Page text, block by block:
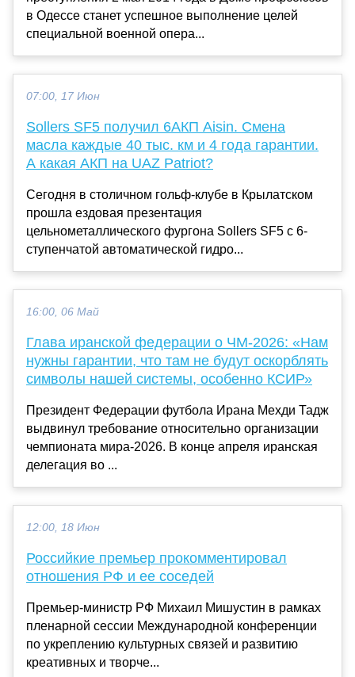
в Одессе станет успешное выполнение целей
специальной военной опера...
07:00, 17 Июн
Sollers SF5 получил 6АКП Aisin. Смена
масла каждые 40 тыс. км и 4 года гарантии.
А какая АКП на UAZ Patriot?
Сегодня в столичном гольф-клубе в Крылатском
прошла ездовая презентация
цельнометаллического фургона Sollers SF5 с 6-
ступенчатой автоматической гидро...
16:00, 06 Май
Глава иранской федерации о ЧМ-2026: «Нам
нужны гарантии, что там не будут оскорблять
символы нашей системы, особенно КСИР»
Президент Федерации футбола Ирана Мехди Тадж
выдвинул требование относительно организации
чемпионата мира-2026. В конце апреля иранская
делегация во ...
12:00, 18 Июн
Российкие премьер прокомментировал
отношения РФ и ее соседей
Премьер-министр РФ Михаил Мишустин в рамках
пленарной сессии Международной конференции
по укреплению культурных связей и развитию
креативных и творче...